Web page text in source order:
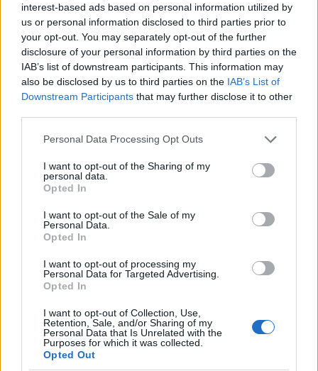
interest-based ads based on personal information utilized by
us or personal information disclosed to third parties prior to
your opt-out. You may separately opt-out of the further
disclosure of your personal information by third parties on the
IAB’s list of downstream participants. This information may
also be disclosed by us to third parties on the IAB’s List of
Downstream Participants that may further disclose it to other
Please note that this website/app uses one or more Google
not limited to your visit or usage behaviour. You may click to
grant or deny consent to Google and its third-party tags to
use your data for below specified purposes in below Google
consent section.
Personal Data Processing Opt Outs
I want to opt-out of the Sharing of my
personal data.
Opted In
I want to opt-out of the Sale of my
Personal Data.
Opted In
I want to opt-out of processing my
Personal Data for Targeted Advertising.
Opted In
I want to opt-out of Collection, Use,
Retention, Sale, and/or Sharing of my
Personal Data that Is Unrelated with the
Purposes for which it was collected.
Opted Out
Ariana Grande debutta al primo posto con Petal e
annuncia una pausa dalla vita pubblica
Letizia Fontana · 8 Ago 2026
NEWS
Noemi in ospedale: il racconto della riabilitazione e il
ritorno sul palco
NEWS